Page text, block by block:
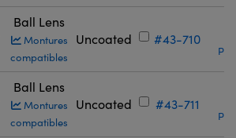
Ball Lens
Montures
compatibles
Uncoated #43-710
Ball Lens
Montures
compatibles
Uncoated #43-711